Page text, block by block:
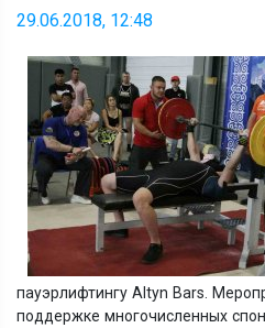
29.06.2018, 12:48
пауэрлифтингуAltyn Bars.
поддержке многочисленных